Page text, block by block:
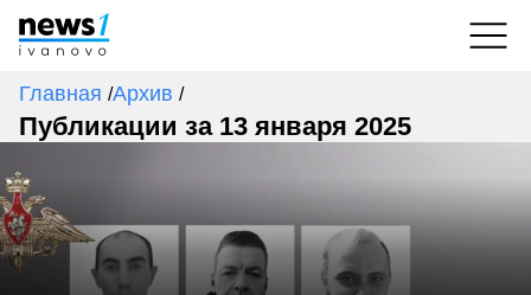
Главная /Архив /
Публикации за 13 января 2025